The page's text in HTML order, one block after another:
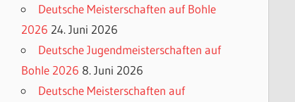
Deutsche Meisterschaften auf Bohle
2026 24. Juni 2026
Deutsche Jugendmeisterschaften auf
Bohle 2026 8. Juni 2026
Deutsche Meisterschaften auf